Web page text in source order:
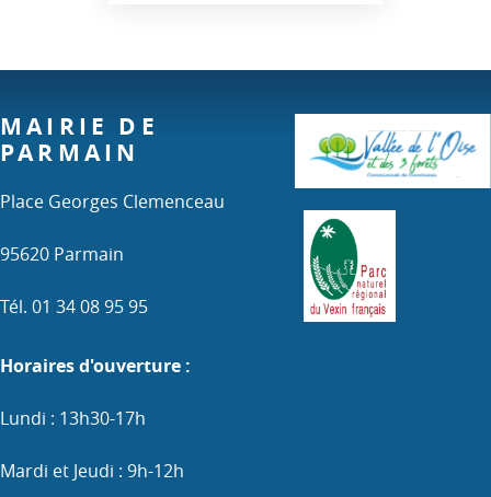
MAIRIE DE
PARMAIN
Place Georges Clemenceau
95620 Parmain
Tél. 01 34 08 95 95
Horaires d'ouverture :
Lundi : 13h30-17h
Mardi et Jeudi : 9h-12h